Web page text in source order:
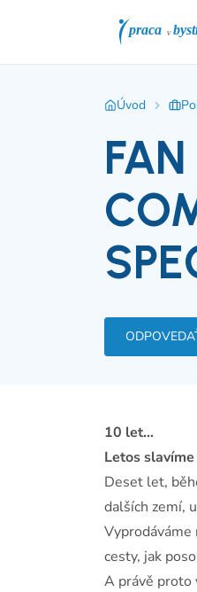
Úvod
10 let…
Letos
Deset let,
dalších zemí,
cesty, jak
A právě proto